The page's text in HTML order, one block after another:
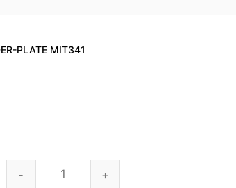
PLATE MIT341